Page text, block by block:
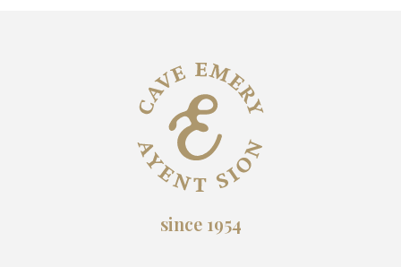
since 1954